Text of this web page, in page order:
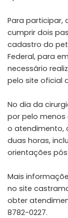
Para participar,
cumprir dois
cadastro do
Federal, para
necessário
pelo site oficial
No dia da
por pelo
o atendimento,
duas horas,
orientações
Mais
no site
obter
8782-0227.